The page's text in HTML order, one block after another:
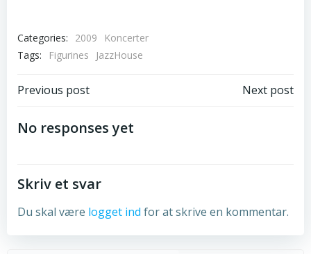
Categories: 2009
Koncerter
Tags:
Figurines JazzHouse
Post
navigation
Previous post Next post
No responses yet
Skriv et svar
Du skal være logget ind for at skrive en kommentar.